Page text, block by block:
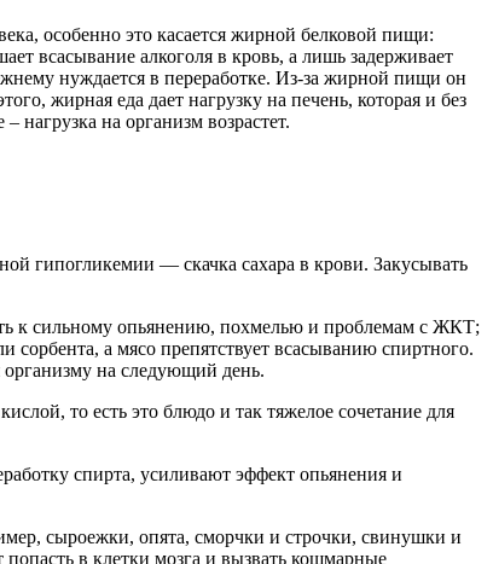
особенно это касается жирной белковой пищи:
всасывание алкоголя в кровь, а лишь задерживает
нуждается в переработке. Из-за жирной пищи он
жирная еда дает нагрузку на печень, которая и без
нагрузка на организм возрастет.
гипогликемии — скачка сахара в крови. Закусывать
к сильному опьянению, похмелью и проблемам с ЖКТ;
сорбента, а мясо препятствует всасыванию спиртного.
на следующий день.
то есть это блюдо и так тяжелое сочетание для
спирта, усиливают эффект опьянения и
сыроежки, опята, сморчки и строчки, свинушки и
в клетки мозга и вызвать кошмарные